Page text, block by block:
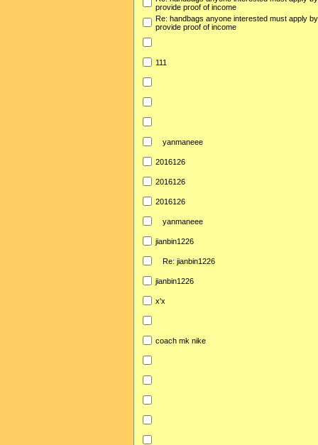
provide proof of income
Re: handbags anyone interested must apply
provide proof of income
111
yanmaneee
2016126
2016126
2016126
yanmaneee
jianbin1226
Re: jianbin1226
jianbin1226
x'x
coach mk nike